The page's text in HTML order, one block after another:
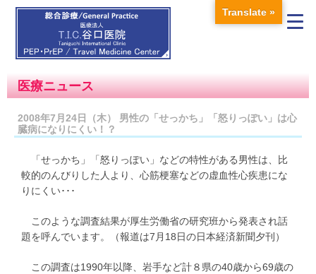
医療ニュース
2008年7月24日（木） 男性の「せっかち」「怒りっぽい」は心
臓病になりにくい！？
「せっかち」「怒りっぽい」などの特性がある男性は、比
較的のんびりした人より、心筋梗塞などの虚血性心疾患にな
りにくい･･･
このような調査結果が厚生労働省の研究班から発表され話
題を呼んでいます。（報道は7月18日の日本経済新聞夕刊）
この調査は1990年以降、岩手など計８県の40歳から69歳の
Translate »